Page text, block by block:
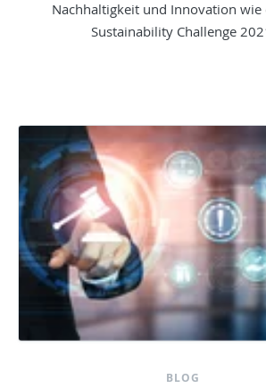
Nachhaltigkeit und Innovation wie
Sustainability Challenge
BLOG